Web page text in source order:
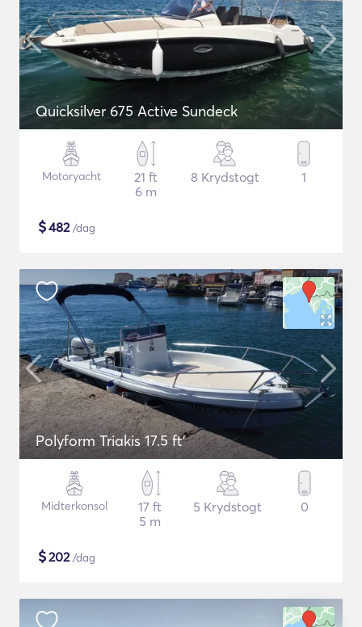
Quicksilver 675 Active Sundeck
Motoryacht
21 ft
6 m
8 Krydstogt 1
$482/dag
Polyform Triakis 17.5 ft'
Midterkonsol
17 ft
5 m
5 Krydstogt 0
$202/dag